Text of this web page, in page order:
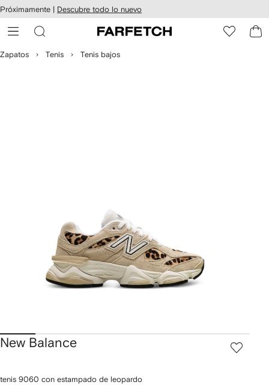
al
Próximamente | Descubre todo lo nuevo
Zapatos Tenis Tenis bajos
New Balance
tenis 9060 con estampado de leopardo